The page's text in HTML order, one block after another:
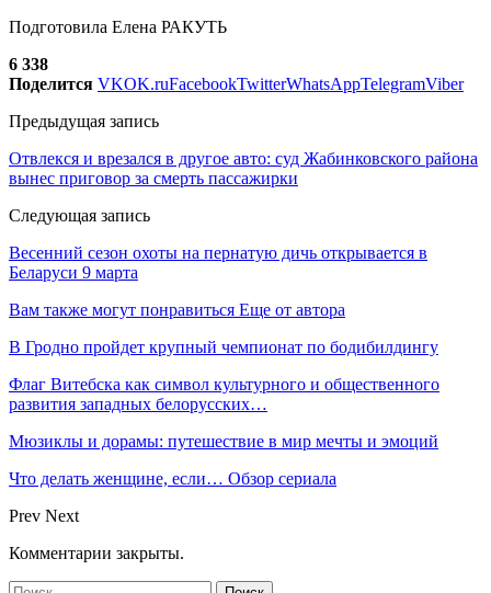
Подготовила Елена РАКУТЬ
6 338
Поделится VKOK.ruFacebookTwitterWhatsAppTelegramViber
Предыдущая запись
Отвлекся и врезался в другое авто: суд Жабинковского района
вынес приговор за смерть пассажирки
Следующая запись
Весенний сезон охоты на пернатую дичь открывается в
Беларуси 9 марта
Вам также могут понравиться Еще от автора
В Гродно пройдет крупный чемпионат по бодибилдингу
Флаг Витебска как символ культурного и общественного
развития западных белорусских…
Мюзиклы и дорамы: путешествие в мир мечты и эмоций
Что делать женщине, если… Обзор сериала
Prev Next
Комментарии закрыты.